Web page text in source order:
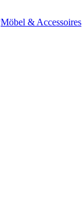
Möbel & Accessoires